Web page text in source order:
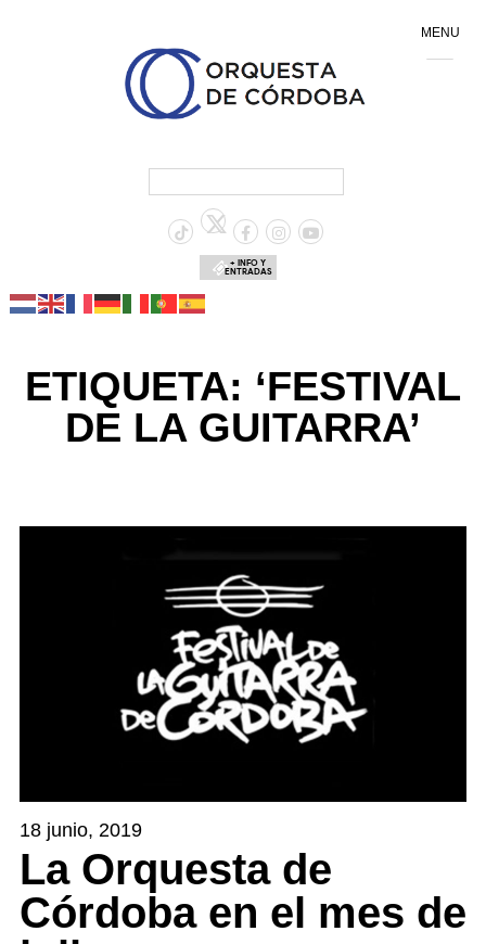
+ INFO Y
ENTRADAS
ETIQUETA: ‘FESTIVAL
DE LA GUITARRA’
18 junio, 2019
La Orquesta de
Córdoba en el mes de
MENU